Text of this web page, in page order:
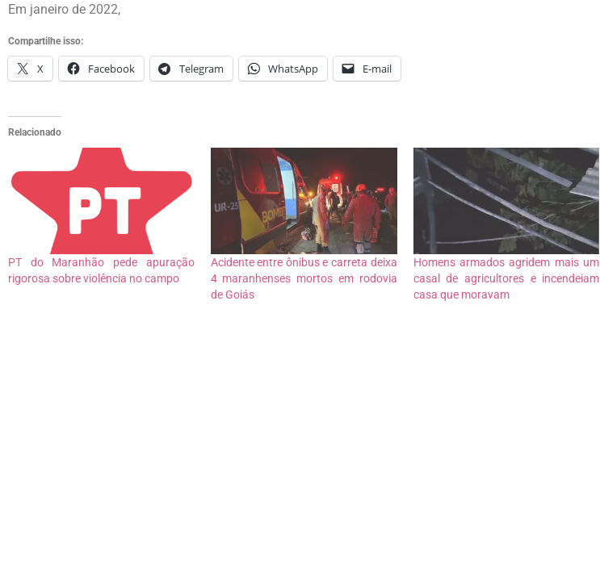
Em janeiro de 2022,
Compartilhe isso:
X Facebook Telegram WhatsApp E-mail
Relacionado
PT do Maranhão pede apuração
rigorosa sobre violência no campo
Acidente entre ônibus e carreta deixa
4 maranhenses mortos em rodovia
de Goiás
Homens armados agridem mais um
casal de agricultores e incendeiam
casa que moravam